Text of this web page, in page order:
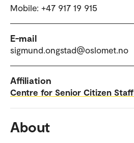
Mobile: +47 917 19 915
E-mail
sigmund.ongstad@oslomet.no
Affiliation
Centre for Senior Citizen Staff
About